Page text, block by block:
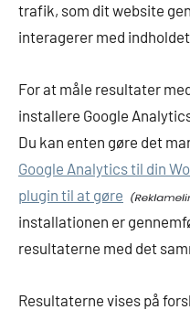
trafik, som dit website
interagerer med
For at måle resultater
installere Google
Du kan enten gøre det
Google Analytics til din
plugin til at gøre
installationen er
resultaterne med det
Resultaterne vises på